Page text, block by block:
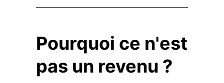
Pourquoi ce n'est
pas un revenu ?